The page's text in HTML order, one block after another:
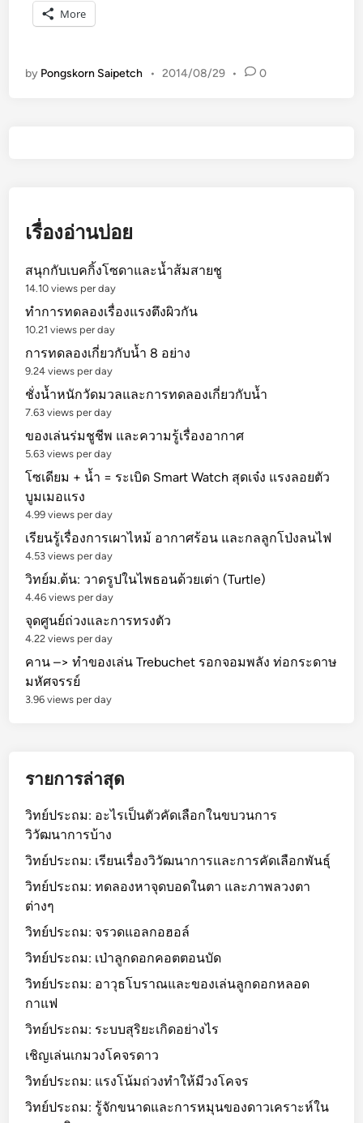
ข่
เ
อ
า
More
by Pongskorn Saipetch • 2014/08/29 • 0
เรื่องอ่านบ่อย
สนุกกับเบคกิ้งโซดาและน้ำส้มสายชู
14.10 views per day
ทำการทดลองเรื่องแรงตึงผิวกัน
10.21 views per day
การทดลองเกี่ยวกับน้ำ 8 อย่าง
9.24 views per day
ชั่งน้ำหนักวัดมวลและการทดลองเกี่ยวกับน้ำ
7.63 views per day
ของเล่นร่มชูชีพ และความรู้เรื่องอากาศ
5.63 views per day
โซเดียม + น้ำ = ระเบิด Smart Watch สุดเจ๋ง แรงลอยตัว
บูมเมอแรง
4.99 views per day
เรียนรู้เรื่องการเผาไหม้ อากาศร้อน และกลลูกโป่งลนไฟ
4.53 views per day
วิทย์ม.ต้น: วาดรูปในไพธอนด้วยเต่า (Turtle)
4.46 views per day
จุดศูนย์ถ่วงและการทรงตัว
4.22 views per day
คาน –> ทำของเล่น Trebuchet รอกจอมพลัง ท่อกระดาษ
มหัศจรรย์
3.96 views per day
รายการล่าสุด
วิทย์ประถม: อะไรเป็นตัวคัดเลือกในขบวนการ
วิวัฒนาการบ้าง
วิทย์ประถม: เรียนเรื่องวิวัฒนาการและการคัดเลือกพันธุ์
วิทย์ประถม: ทดลองหาจุดบอดในตา และภาพลวงตา
ต่างๆ
วิทย์ประถม: จรวดแอลกอฮอล์
วิทย์ประถม: เป่าลูกดอกคอตตอนบัด
วิทย์ประถม: อาวุธโบราณและของเล่นลูกดอกหลอด
กาแฟ
วิทย์ประถม: ระบบสุริยะเกิดอย่างไร
เชิญเล่นเกมวงโคจรดาว
วิทย์ประถม: แรงโน้มถ่วงทำให้มีวงโคจร
วิทย์ประถม: รู้จักขนาดและการหมุนของดาวเคราะห์ใน